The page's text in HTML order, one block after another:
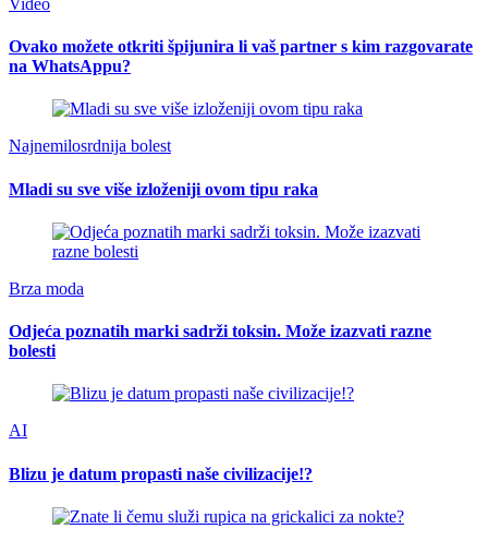
Ovako možete otkriti špijunira li vaš partner s kim razgovarate
na WhatsAppu?
Najnemilosrdnija bolest
Mladi su sve više izloženiji ovom tipu raka
Brza moda
Odjeća poznatih marki sadrži toksin. Može izazvati razne
bolesti
AI
Blizu je datum propasti naše civilizacije!?